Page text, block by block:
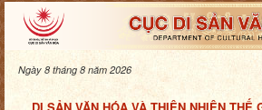
Ngày 8 tháng 8 năm 2026